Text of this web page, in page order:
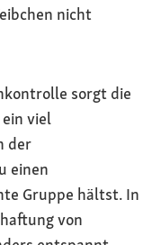
nicht
sorgt die
viel
der
einen
Gruppe hältst. In
von